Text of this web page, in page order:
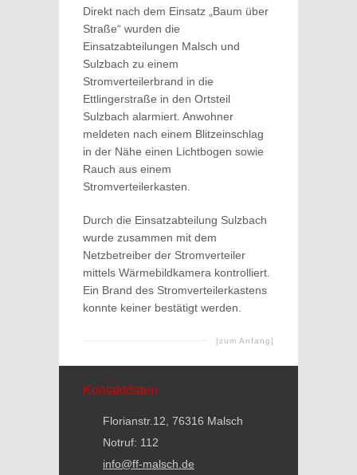
Direkt nach dem Einsatz „Baum über
Straße“ wurden die
Einsatzabteilungen Malsch und
Sulzbach zu einem
Stromverteilerbrand in die
Ettlingerstraße in den Ortsteil
Sulzbach alarmiert. Anwohner
meldeten nach einem Blitzeinschlag
in der Nähe einen Lichtbogen sowie
Rauch aus einem
Stromverteilerkasten.
Durch die Einsatzabteilung Sulzbach
wurde zusammen mit dem
Netzbetreiber der Stromverteiler
mittels Wärmebildkamera kontrolliert.
Ein Brand des Stromverteilerkastens
konnte keiner bestätigt werden.
[zum Anfang]
Kontaktdaten
Florianstr.12, 76316 Malsch
Notruf: 112
info@ff-malsch.de